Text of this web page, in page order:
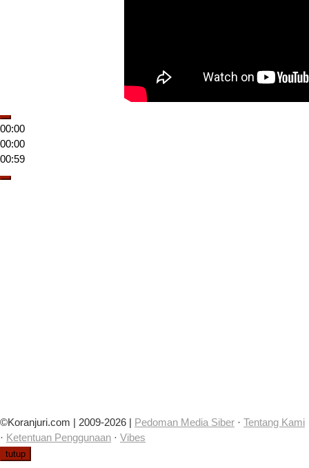
00:00
00:00
00:59
©Koranjuri.com | 2009-2026 | Pedoman Media Siber · Tentang Kami
· Ketentuan Penggunaan · Vibes
tutup